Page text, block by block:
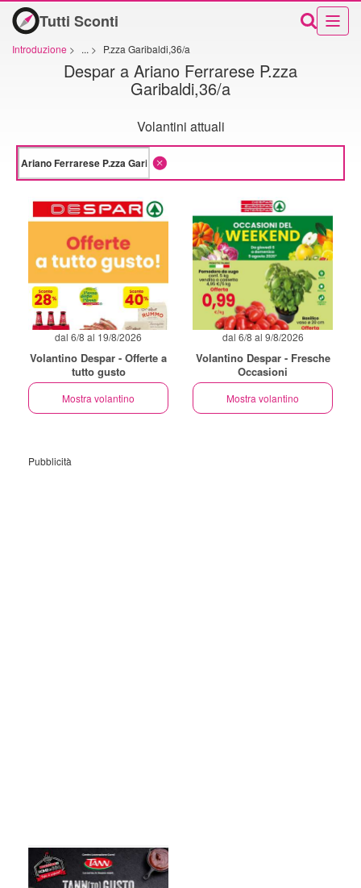
Tutti Sconti
Introduzione > ... > P.zza Garibaldi,36/a
Despar a Ariano Ferrarese P.zza
Garibaldi,36/a
Volantini attuali
dal 6/8 al 19/8/2026
Volantino Despar - Offerte a
tutto gusto
Mostra volantino
dal 6/8 al 9/8/2026
Volantino Despar - Fresche
Occasioni
Mostra volantino
Pubblicità